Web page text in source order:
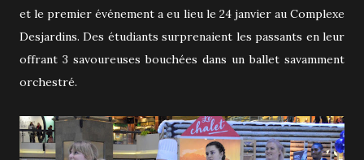
et le premier événement a eu lieu le 24 janvier au Complexe
Desjardins. Des étudiants surprenaient les passants en leur
offrant 3 savoureuses bouchées dans un ballet savamment
orchestré.